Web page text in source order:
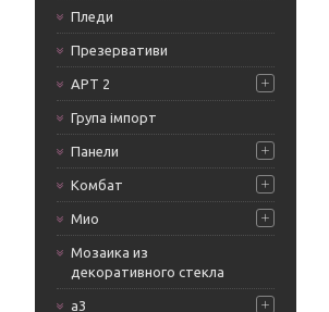
Пледи
Презервативи
АРТ 2
Група імпорт
Панели
Комбат
Мио
Мозаика из
декоративного стекла
а3